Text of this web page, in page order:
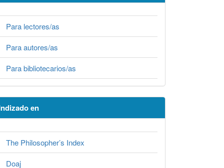
Para lectores/as
Para autores/as
Para bibliotecarios/as
en
The Philosopher’s Index
Doaj